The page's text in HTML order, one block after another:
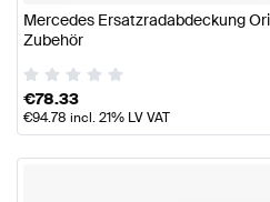
Mercedes Ersatzradabdeckung
Zubehör
€78.33
€94.78 incl. 21% LV VAT